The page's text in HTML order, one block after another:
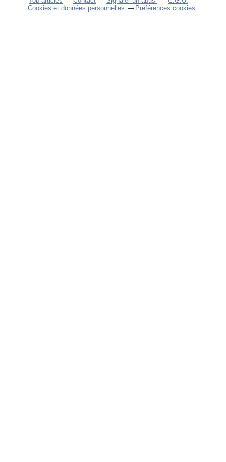
Cookies et données personnelles
Préférences cookies